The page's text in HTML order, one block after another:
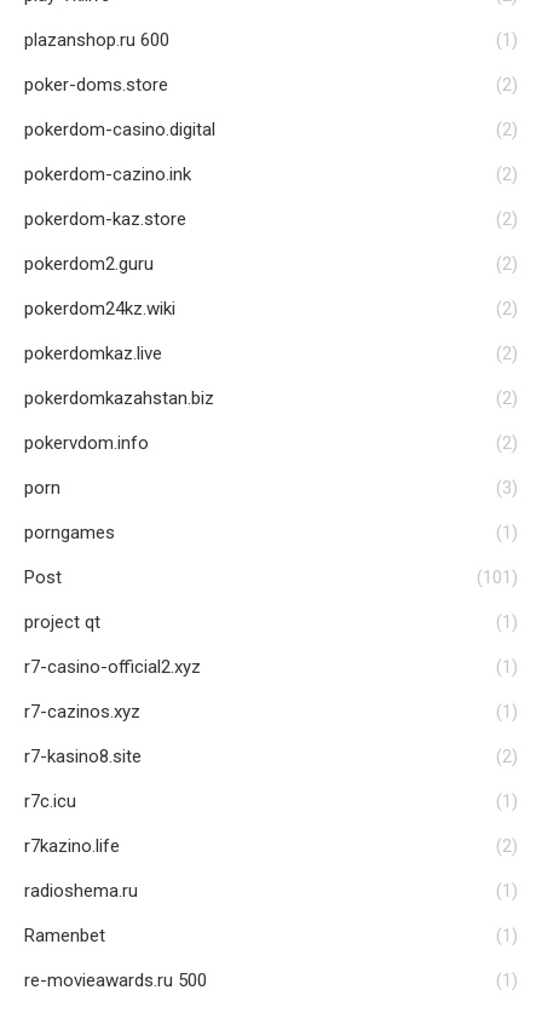
plazanshop.ru 600 (1)
poker-doms.store (2)
pokerdom-casino.digital (2)
pokerdom-cazino.ink (2)
pokerdom-kaz.store (2)
pokerdom2.guru (2)
pokerdom24kz.wiki (2)
pokerdomkaz.live (2)
pokerdomkazahstan.biz (2)
pokervdom.info (2)
porn (3)
porngames (1)
Post (101)
project qt (1)
r7-casino-official2.xyz (1)
r7-cazinos.xyz (1)
r7-kasino8.site (2)
r7c.icu (1)
r7kazino.life (2)
radioshema.ru (1)
Ramenbet (1)
re-movieawards.ru 500 (1)